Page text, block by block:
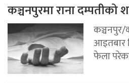
कञ्चनपुरमा राना
कञ्चनपुर/
आइतबार
फेला